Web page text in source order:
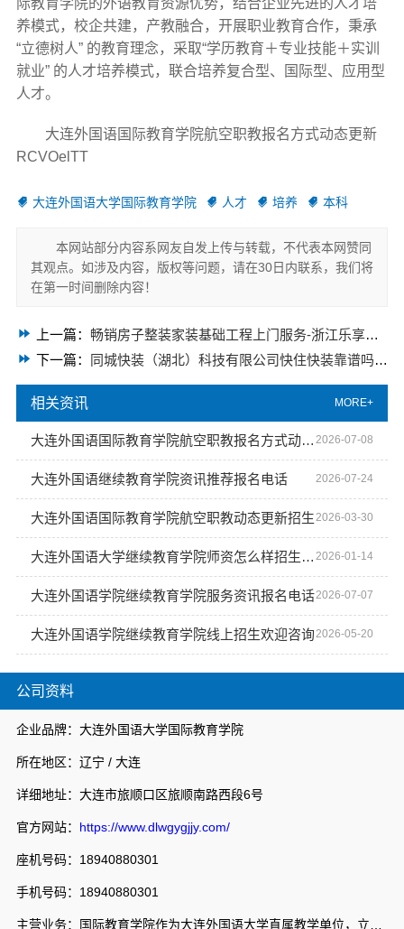
公司资料
企业品牌：大连外国语大学国际教育学院
所在地区：辽宁 / 大连
详细地址：大连市旅顺口区旅顺南路西段6号
官方网站： https://www.dlwgygjjy.com/
座机号码：18940880301
手机号码：18940880301
养模式，校企共建，产教融合，开展职业教育合作，秉承
“立德树人” 的教育理念，采取“学历教育＋专业技能＋实训
就业” 的人才培养模式，联合培养复合型、国际型、应用型
人才。
大连外国语国际教育学院航空职教报名方式动态更新
RCVOelTT
大连外国语大学国际教育学院 人才 培养 本科
本网站部分内容系网友自发上传与转载，不代表本网赞同
其观点。如涉及内容，版权等问题，请在30日内联系，我们将
在第一时间删除内容！
上一篇： 畅销房子整装家装基础工程上门服务-浙江乐享新材料有限公司
下一篇：
同城快装（湖北）科技有限公司快住快装靠谱吗省心
相关资讯 MORE+
大连外国语国际教育学院航空职教报名方式动态更新 2026-07-08
大连外国语继续教育学院资讯推荐报名电话 2026-07-24
大连外国语国际教育学院航空职教动态更新招生2026-03-30
大连外国语大学继续教育学院师资怎么样招生咨询 2026-01-14
大连外国语学院继续教育学院服务资讯报名电话2026-07-07
大连外国语学院继续教育学院线上招生欢迎咨询2026-05-20